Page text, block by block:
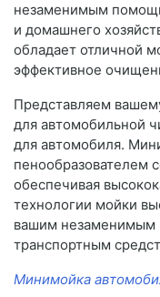
незаменимым
и домашнего
обладает отличной
эффективное
Представляем
для автомобильной
для автомобиля.
пенообразователем
обеспечивая
технологии мойки
вашим незаменимым
транспортным
Минимойка